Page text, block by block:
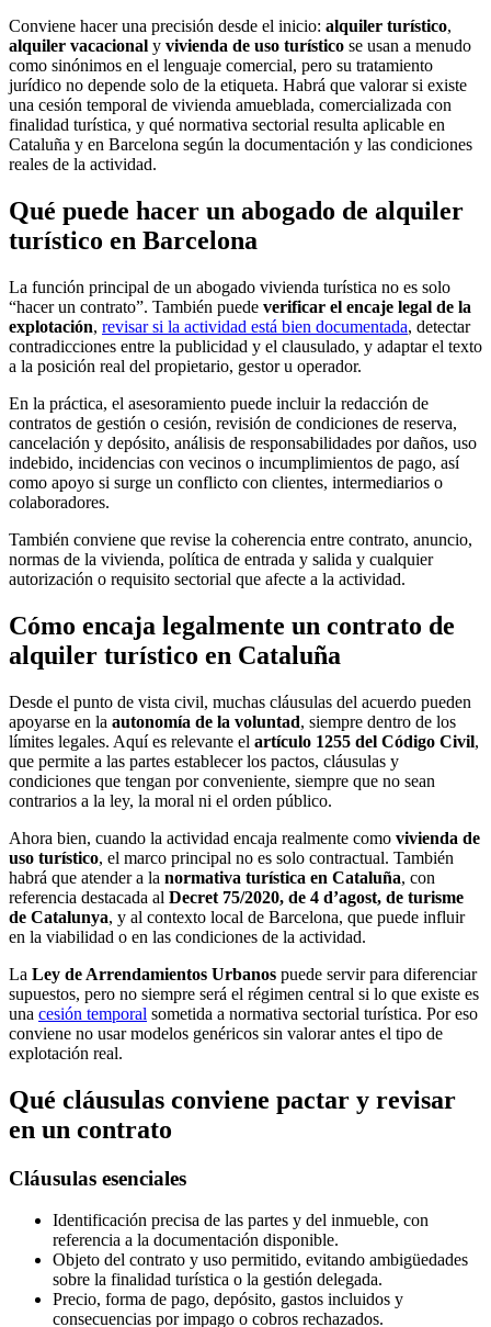
Conviene hacer una precisión desde el inicio: alquiler turístico,
alquiler vacacional y vivienda de uso turístico se usan a menudo
como sinónimos en el lenguaje comercial, pero su tratamiento
jurídico no depende solo de la etiqueta. Habrá que valorar si existe
una cesión temporal de vivienda amueblada, comercializada con
finalidad turística, y qué normativa sectorial resulta aplicable en
Cataluña y en Barcelona según la documentación y las condiciones
reales de la actividad.
Qué puede hacer un abogado de alquiler
turístico en Barcelona
La función principal de un abogado vivienda turística no es solo
“hacer un contrato”. También puede verificar el encaje legal de la
explotación, revisar si la actividad está bien documentada, detectar
contradicciones entre la publicidad y el clausulado, y adaptar el texto
a la posición real del propietario, gestor u operador.
En la práctica, el asesoramiento puede incluir la redacción de
contratos de gestión o cesión, revisión de condiciones de reserva,
cancelación y depósito, análisis de responsabilidades por daños, uso
indebido, incidencias con vecinos o incumplimientos de pago, así
como apoyo si surge un conflicto con clientes, intermediarios o
colaboradores.
También conviene que revise la coherencia entre contrato, anuncio,
normas de la vivienda, política de entrada y salida y cualquier
autorización o requisito sectorial que afecte a la actividad.
Cómo encaja legalmente un contrato de
alquiler turístico en Cataluña
Desde el punto de vista civil, muchas cláusulas del acuerdo pueden
apoyarse en la autonomía de la voluntad, siempre dentro de los
límites legales. Aquí es relevante el artículo 1255 del Código Civil,
que permite a las partes establecer los pactos, cláusulas y
condiciones que tengan por conveniente, siempre que no sean
contrarios a la ley, la moral ni el orden público.
Ahora bien, cuando la actividad encaja realmente como vivienda de
uso turístico, el marco principal no es solo contractual. También
habrá que atender a la normativa turística en Cataluña, con
referencia destacada al Decret 75/2020, de 4 d’agost, de turisme
de Catalunya, y al contexto local de Barcelona, que puede influir
en la viabilidad o en las condiciones de la actividad.
La Ley de Arrendamientos Urbanos puede servir para diferenciar
supuestos, pero no siempre será el régimen central si lo que existe es
una cesión temporal sometida a normativa sectorial turística. Por eso
conviene no usar modelos genéricos sin valorar antes el tipo de
explotación real.
Qué cláusulas conviene pactar y revisar
en un contrato
Cláusulas esenciales
Identificación precisa de las partes y del inmueble, con
referencia a la documentación disponible.
Objeto del contrato y uso permitido, evitando ambigüedades
sobre la finalidad turística o la gestión delegada.
Precio, forma de pago, depósito, gastos incluidos y
consecuencias por impago o cobros rechazados.